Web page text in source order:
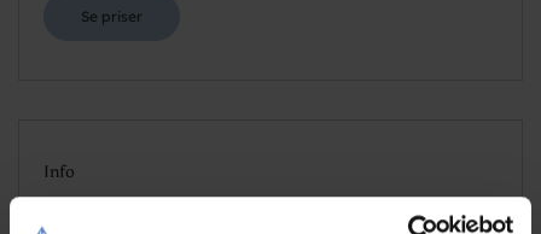
Se priser
Info